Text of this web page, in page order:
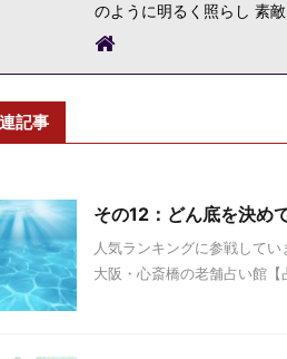
のように明るく照らし 素敵
記事
その12：どん底を決め
人気ランキングに参戦して
大阪・心斎橋の老舗占い館